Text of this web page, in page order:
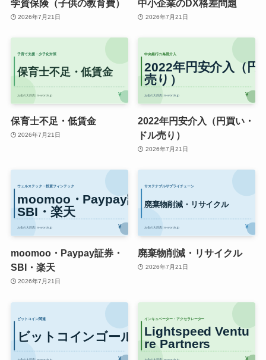
学資保険（子供の教育費）
2026年7月21日
中小企業のDX格差問題
2026年7月21日
保育士不足・低賃金
2026年7月21日
2022年円安介入（円買い・
ドル売り）
2026年7月21日
moomoo・Paypay証券・
SBI・楽天
2026年7月21日
廃棄物削減・リサイクル
2026年7月21日